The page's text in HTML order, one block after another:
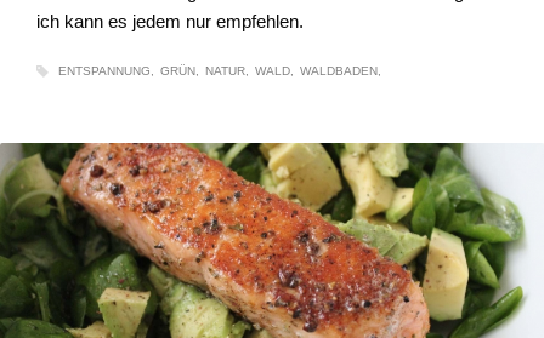
ich kann es jedem nur empfehlen.
ENTSPANNUNG GRÜN NATUR WALD WALDBADEN